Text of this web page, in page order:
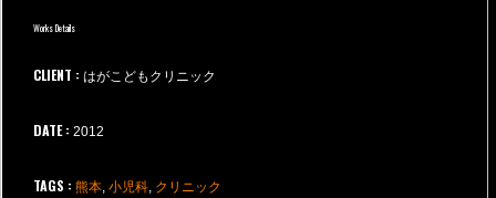
Works Details
CLIENT : はがこどもクリニック
DATE : 2012
TAGS : 熊本, 小児科, クリニック